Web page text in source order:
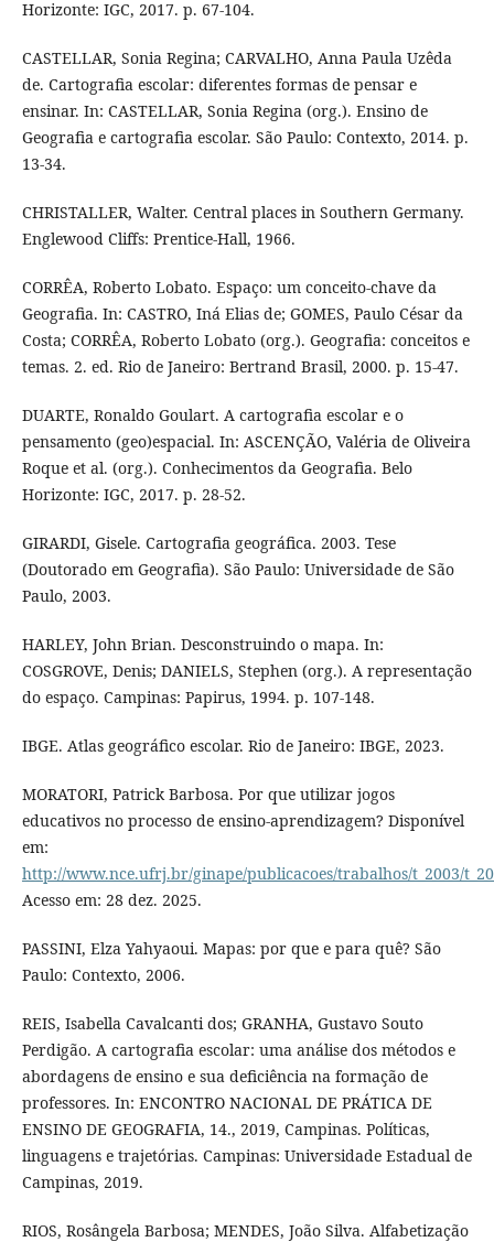
Horizonte: IGC, 2017. p. 67-104.
CASTELLAR, Sonia Regina; CARVALHO, Anna Paula Uzêda
de. Cartografia escolar: diferentes formas de pensar e
ensinar. In: CASTELLAR, Sonia Regina (org.). Ensino de
Geografia e cartografia escolar. São Paulo: Contexto, 2014. p.
13-34.
CHRISTALLER, Walter. Central places in Southern Germany.
Englewood Cliffs: Prentice-Hall, 1966.
CORRÊA, Roberto Lobato. Espaço: um conceito-chave da
Geografia. In: CASTRO, Iná Elias de; GOMES, Paulo César da
Costa; CORRÊA, Roberto Lobato (org.). Geografia: conceitos e
temas. 2. ed. Rio de Janeiro: Bertrand Brasil, 2000. p. 15-47.
DUARTE, Ronaldo Goulart. A cartografia escolar e o
pensamento (geo)espacial. In: ASCENÇÃO, Valéria de Oliveira
Roque et al. (org.). Conhecimentos da Geografia. Belo
Horizonte: IGC, 2017. p. 28-52.
GIRARDI, Gisele. Cartografia geográfica. 2003. Tese
(Doutorado em Geografia). São Paulo: Universidade de São
Paulo, 2003.
HARLEY, John Brian. Desconstruindo o mapa. In:
COSGROVE, Denis; DANIELS, Stephen (org.). A representação
do espaço. Campinas: Papirus, 1994. p. 107-148.
IBGE. Atlas geográfico escolar. Rio de Janeiro: IBGE, 2023.
MORATORI, Patrick Barbosa. Por que utilizar jogos
educativos no processo de ensino-aprendizagem? Disponível
em:
http://www.nce.ufrj.br/ginape/publicacoes/trabalhos/t_2003/
Acesso em: 28 dez. 2025.
PASSINI, Elza Yahyaoui. Mapas: por que e para quê? São
Paulo: Contexto, 2006.
REIS, Isabella Cavalcanti dos; GRANHA, Gustavo Souto
Perdigão. A cartografia escolar: uma análise dos métodos e
abordagens de ensino e sua deficiência na formação de
professores. In: ENCONTRO NACIONAL DE PRÁTICA DE
ENSINO DE GEOGRAFIA, 14., 2019, Campinas. Políticas,
linguagens e trajetórias. Campinas: Universidade Estadual de
Campinas, 2019.
RIOS, Rosângela Barbosa; MENDES, João Silva. Alfabetização